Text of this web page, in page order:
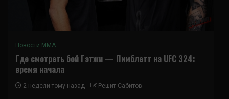
Новости ММА
Где смотреть бой Гэтжи — Пимблетт на UFC 324:
время начала
2 недели тому назад Решит Сабитов